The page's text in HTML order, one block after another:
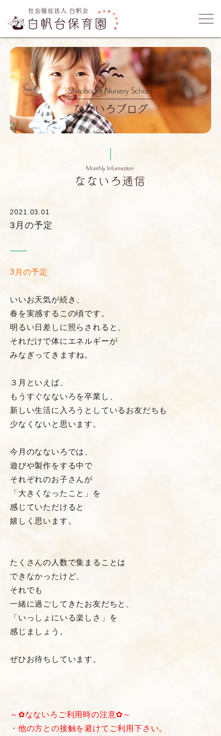
2021.03.01
3月の予定
3月の予定
いいお天気が続き、
春を実感するこの頃です。
明るい日差しに照らされると、
それだけで体にエネルギーが
みなぎってきますね。
３月といえば、
もうすぐなないろを卒業し、
新しい生活に入ろうとしているお友だちも
少なくないと思います。
今月のなないろでは、
遊びや製作をする中で
それぞれのお子さんが
「大きくなったこと」を
感じていただけると
嬉しく思います。
たくさんの人数で集まることは
できなかったけど、
それでも
一緒に過ごしてきたお友だちと、
「いっしょにいる楽しさ」を
感じましょう。
ぜひお待ちしています。
～✿なないろご利用時の注意✿～
・他の方との接触を避けてご利用下さい。